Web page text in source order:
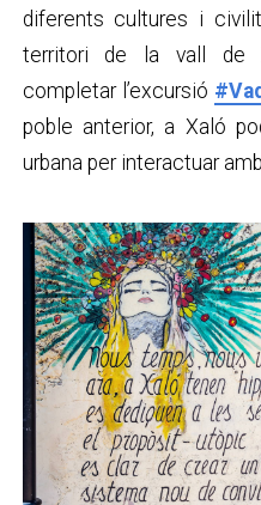
diferents cultures i
territori de la vall de
completar l’excursió
poble anterior, a Xaló
urbana per interactuar